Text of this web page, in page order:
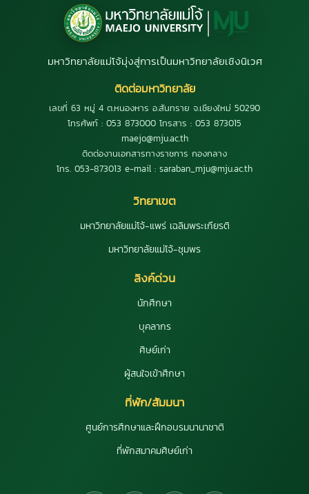
มหาวิทยาลัยแม่โจ้มุ่งสู่การเป็นมหาวิทยาลัยเชิงนิเวศ
ติดต่อมหาวิทยาลัย
เลขที่ 63 หมู่ 4 ต.หนองหาร อ.สันทราย จ.เชียงใหม่ 50290
โทรศัพท์ : 053 873000 โทรสาร : 053 873015
maejo@mju.ac.th
ติดต่องานเอกสารทางราชการ กองกลาง
โทร. 053-873013 e-mail : saraban_mju@mju.ac.th
วิทยาเขต
มหาวิทยาลัยแม่โจ้-แพร่ เฉลิมพระเกียรติ
มหาวิทยาลัยแม่โจ้-ชุมพร
ลิงค์ด่วน
นักศึกษา
บุคลากร
ศิษย์เก่า
ผู้สนใจเข้าศึกษา
ที่พัก/สัมมนา
ศูนย์การศึกษาและฝึกอบรมนานาชาติ
ที่พักสมาคมศิษย์เก่า